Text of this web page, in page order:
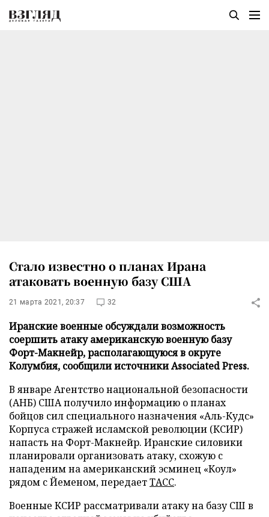
Стало известно о планах Ирана
атаковать военную базу США
21 марта 2021, 20:37 32
Иранские военные обсуждали возможность
соершить атаку американскую военную базу
Форт-Макнейр, располагающуюся в округе
Колумбия, сообщили источники Associated Press.
В январе Агентство национальной безопасности
(АНБ) США получило информацию о планах
бойцов сил специального назначения «Аль-Кудс»
Корпуса стражей исламской революции (КСИР)
напасть на Форт-Макнейр. Иранские силовики
планировали организовать атаку, схожую с
нападеним на американский эсминец «Коул»
рядом с Йеменом, передаетТАСС.
Военные КСИР рассматривали атаку на базу СШ в